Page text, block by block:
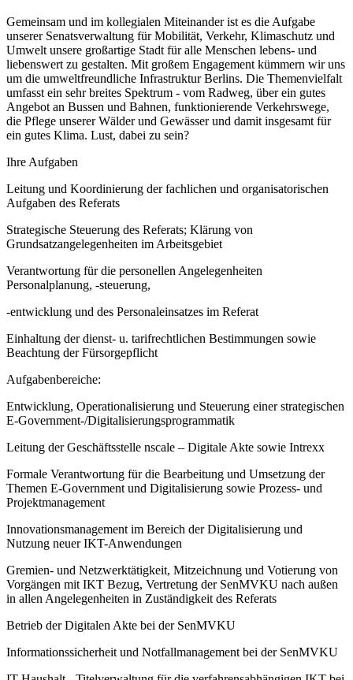
Gemeinsam und im kollegialen Miteinander ist es die Aufgabe
unserer Senatsverwaltung für Mobilität, Verkehr, Klimaschutz und
Umwelt unsere großartige Stadt für alle Menschen lebens- und
liebenswert zu gestalten. Mit großem Engagement kümmern wir uns
um die umweltfreundliche Infrastruktur Berlins. Die Themenvielfalt
umfasst ein sehr breites Spektrum - vom Radweg, über ein gutes
Angebot an Bussen und Bahnen, funktionierende Verkehrswege,
die Pflege unserer Wälder und Gewässer und damit insgesamt für
ein gutes Klima. Lust, dabei zu sein?
Ihre Aufgaben
Leitung und Koordinierung der fachlichen und organisatorischen
Aufgaben des Referats
Strategische Steuerung des Referats; Klärung von
Grundsatzangelegenheiten im Arbeitsgebiet
Verantwortung für die personellen Angelegenheiten
Personalplanung, -steuerung,
-entwicklung und des Personaleinsatzes im Referat
Einhaltung der dienst- u. tarifrechtlichen Bestimmungen sowie
Beachtung der Fürsorgepflicht
Aufgabenbereiche:
Entwicklung, Operationalisierung und Steuerung einer strategischen
E-Government-/Digitalisierungsprogrammatik
Leitung der Geschäftsstelle nscale – Digitale Akte sowie Intrexx
Formale Verantwortung für die Bearbeitung und Umsetzung der
Themen E-Government und Digitalisierung sowie Prozess- und
Projektmanagement
Innovationsmanagement im Bereich der Digitalisierung und
Nutzung neuer IKT-Anwendungen
Gremien- und Netzwerktätigkeit, Mitzeichnung und Votierung von
Vorgängen mit IKT Bezug, Vertretung der SenMVKU nach außen
in allen Angelegenheiten in Zuständigkeit des Referats
Betrieb der Digitalen Akte bei der SenMVKU
Informationssicherheit und Notfallmanagement bei der SenMVKU